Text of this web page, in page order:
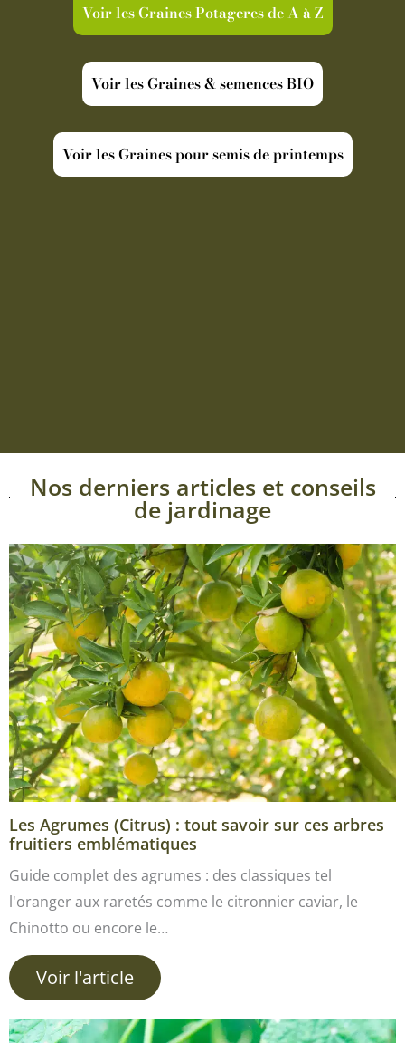
Voir les Graines Potageres de A à Z
Voir les Graines & semences BIO
Voir les Graines pour semis de printemps
Nos derniers articles et conseils
de jardinage
Les Agrumes (Citrus) : tout savoir sur ces arbres
fruitiers emblématiques
Guide complet des agrumes : des classiques tel
l'oranger aux raretés comme le citronnier caviar, le
Chinotto ou encore le…
Voir l'article